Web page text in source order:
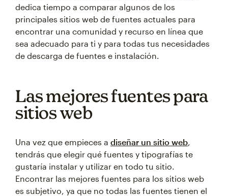
dedica tiempo a comparar algunos de los
principales sitios web de fuentes actuales para
encontrar una comunidad y recurso en línea que
sea adecuado para ti y para todas tus necesidades
de descarga de fuentes e instalación.
Las mejores fuentes para
sitios web
Una vez que empieces a diseñar un sitio web,
tendrás que elegir qué fuentes y tipografías te
gustaría instalar y utilizar en todo tu sitio.
Encontrar las mejores fuentes para los sitios web
es subjetivo, ya que no todas las fuentes tienen el